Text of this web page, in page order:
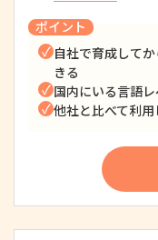
ポイント
自社で育成して
きる
国内にいる言語
他社と比べて利